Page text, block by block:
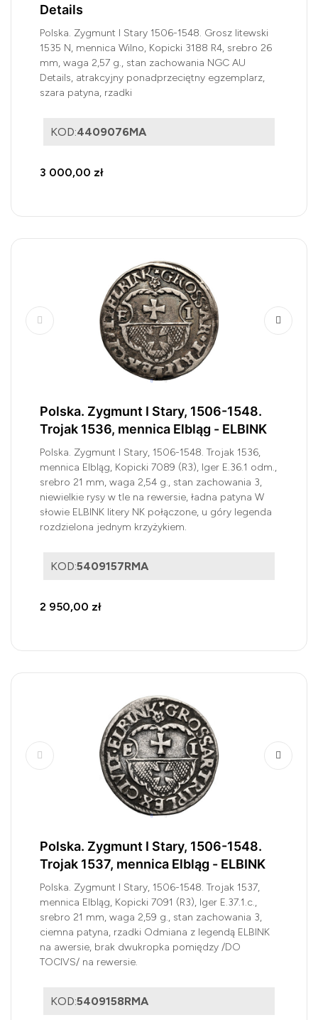
Details
Polska. Zygmunt I Stary 1506-1548. Grosz litewski
1535 N, mennica Wilno, Kopicki 3188 R4, srebro 26
mm, waga 2,57 g., stan zachowania NGC AU
Details, atrakcyjny ponadprzeciętny egzemplarz,
szara patyna, rzadki
KOD:4409076MA
3 000,00 zł
Polska. Zygmunt I Stary, 1506-1548.
Trojak 1536, mennica Elbląg - ELBINK
Polska. Zygmunt I Stary, 1506-1548. Trojak 1536,
mennica Elbląg, Kopicki 7089 (R3), Iger E.36.1 odm.,
srebro 21 mm, waga 2,54 g., stan zachowania 3,
niewielkie rysy w tle na rewersie, ładna patyna W
słowie ELBINK litery NK połączone, u góry legenda
rozdzielona jednym krzyżykiem.
KOD:5409157RMA
2 950,00 zł
Polska. Zygmunt I Stary, 1506-1548.
Trojak 1537, mennica Elbląg - ELBINK
Polska. Zygmunt I Stary, 1506-1548. Trojak 1537,
mennica Elbląg, Kopicki 7091 (R3), Iger E.37.1.c.,
srebro 21 mm, waga 2,59 g., stan zachowania 3,
ciemna patyna, rzadki Odmiana z legendą ELBINK
na awersie, brak dwukropka pomiędzy /DO
TOCIVS/ na rewersie.
KOD:5409158RMA